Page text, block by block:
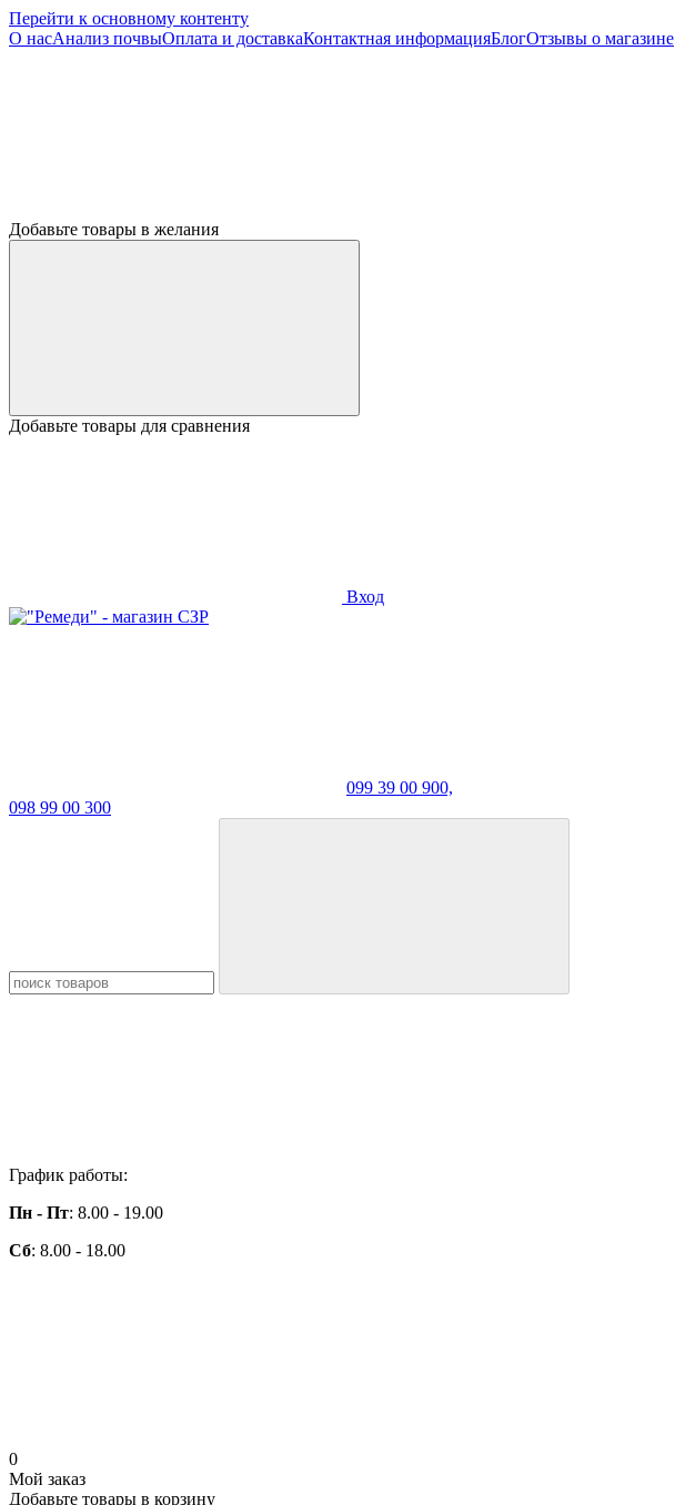
Перейти к основному контенту
О насАнализ почвыОплата и доставкаКонтактная информацияБлогОтзывы о магазине
Добавьте товары в желания
Добавьте товары для сравнения
Вход
099 39 00 900,
098 99 00 300
График работы:
Пн - Пт: 8.00 - 19.00
Сб: 8.00 - 18.00
0
Мой заказ
Добавьте товары в корзину